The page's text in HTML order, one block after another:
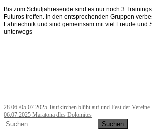
Bis zum Schuljahresende sind es nur noch 3
Futuros treffen. In den entsprechenden Gruppen
Fahrtechnik und sind gemeinsam mit viel Freude und
unterwegs
Post
navigation
28.06./05.07.2025 Taufkirchen blüht auf und Fest der Vereine
06.07.2025 Maratona dles Dolomites
Suchen
nach: